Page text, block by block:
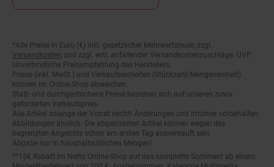
Fußnoten
*Alle Preise in Euro (€) inkl. gesetzlicher Mehrwertsteuer, zzgl.
Versandkostenund zzgl. evtl. anfallender Versandkostenzuschläge. UVP:
Unverbindliche Preisempfehlung des Herstellers.
Preise (inkl. MwSt.) und Verkaufseinheiten (Stückzahl/Mengeneinheit)
können im Online-Shop abweichen.
Statt- und durchgestrichene Preise beziehen sich auf unseren zuvor
geforderten Verkaufspreis.
Alle Artikel solange der Vorrat reicht! Änderungen und Irrtümer vorbehalten.
Abbildungen ähnlich. Die abgebildeten Artikel können wegen des
begrenzten Angebots schon am ersten Tag ausverkauft sein.
Abgabe nur in haushaltsüblichen Mengen!
**15€ Rabatt im Netto Online-Shop auf das komplette Sortiment ab einem
Mindestbestellwert von 200 €. Ausgenommen: Kategorie Multimedia,